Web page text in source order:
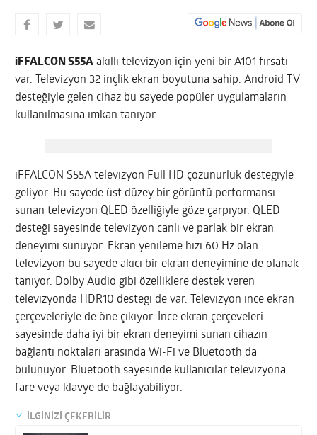
iFFALCON S55A akıllı televizyon için yeni bir A101 fırsatı
var. Televizyon 32 inçlik ekran boyutuna sahip. Android TV
desteğiyle gelen cihaz bu sayede popüler uygulamaların
kullanılmasına imkan tanıyor.
iFFALCON S55A televizyon Full HD çözünürlük desteğiyle
geliyor. Bu sayede üst düzey bir görüntü performansı
sunan televizyon QLED özelliğiyle göze çarpıyor. QLED
desteği sayesinde televizyon canlı ve parlak bir ekran
deneyimi sunuyor. Ekran yenileme hızı 60 Hz olan
televizyon bu sayede akıcı bir ekran deneyimine de olanak
tanıyor. Dolby Audio gibi özelliklere destek veren
televizyonda HDR10 desteği de var. Televizyon ince ekran
çerçeveleriyle de öne çıkıyor. İnce ekran çerçeveleri
sayesinde daha iyi bir ekran deneyimi sunan cihazın
bağlantı noktaları arasında Wi-Fi ve Bluetooth da
bulunuyor. Bluetooth sayesinde kullanıcılar televizyona
fare veya klavye de bağlayabiliyor.
İLGİNİZİ ÇEKEBİLİR